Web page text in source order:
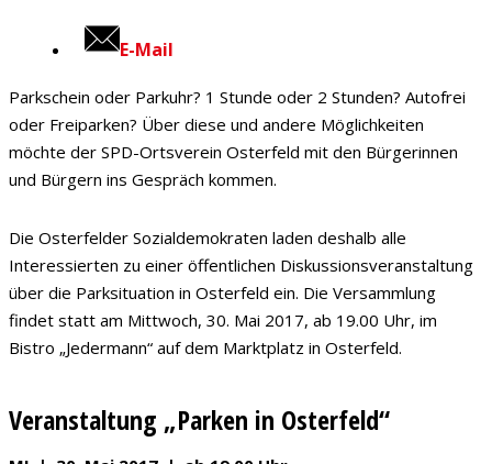
E-Mail
Parkschein oder Parkuhr? 1 Stunde oder 2 Stunden? Autofrei
oder Freiparken? Über diese und andere Möglichkeiten
möchte der SPD-Ortsverein Osterfeld mit den Bürgerinnen
und Bürgern ins Gespräch kommen.
Die Osterfelder Sozialdemokraten laden deshalb alle
Interessierten zu einer öffentlichen Diskussionsveranstaltung
über die Parksituation in Osterfeld ein. Die Versammlung
findet statt am Mittwoch, 30. Mai 2017, ab 19.00 Uhr, im
Bistro „Jedermann“ auf dem Marktplatz in Osterfeld.
Veranstaltung „Parken in Osterfeld“